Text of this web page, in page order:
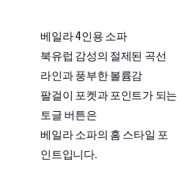
베일라 4인용 소파
북유럽 감성의 절제된 곡선
라인과 풍부한 볼륨감
팔걸이 포켓과 포인트가 되는
토글 버튼은
베일라 소파의 홈 스타일 포
인트입니다.